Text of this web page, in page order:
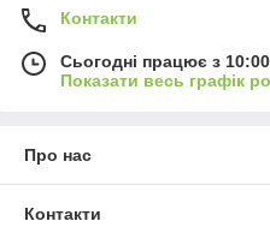
Контакти
Сьогодні працює з
Показати весь графік
Про нас
Контакти